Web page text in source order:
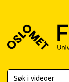
FilMet